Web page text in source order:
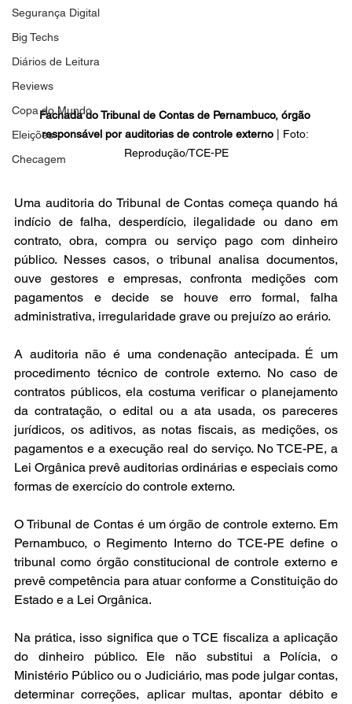
Segurança Digital
Big Techs
Diários de Leitura
Reviews
Copa do Mundo
Eleições
Checagem
Fachada do Tribunal de Contas de Pernambuco, órgão
responsável por auditorias de controle externo | Foto:
Reprodução/TCE-PE
Uma auditoria do Tribunal de Contas começa quando há
indício de falha, desperdício, ilegalidade ou dano em
contrato, obra, compra ou serviço pago com dinheiro
público. Nesses casos, o tribunal analisa documentos,
ouve gestores e empresas, confronta medições com
pagamentos e decide se houve erro formal, falha
administrativa, irregularidade grave ou prejuízo ao erário.
A auditoria não é uma condenação antecipada. É um
procedimento técnico de controle externo. No caso de
contratos públicos, ela costuma verificar o planejamento
da contratação, o edital ou a ata usada, os pareceres
jurídicos, os aditivos, as notas fiscais, as medições, os
pagamentos e a execução real do serviço. No TCE-PE, a
Lei Orgânica prevê auditorias ordinárias e especiais como
formas de exercício do controle externo.
O Tribunal de Contas é um órgão de controle externo. Em
Pernambuco, o Regimento Interno do TCE-PE define o
tribunal como órgão constitucional de controle externo e
prevê competência para atuar conforme a Constituição do
Estado e a Lei Orgânica.
Na prática, isso significa que o TCE fiscaliza a aplicação
do dinheiro público. Ele não substitui a Polícia, o
Ministério Público ou o Judiciário, mas pode julgar contas,
determinar correções, aplicar multas, apontar débito e